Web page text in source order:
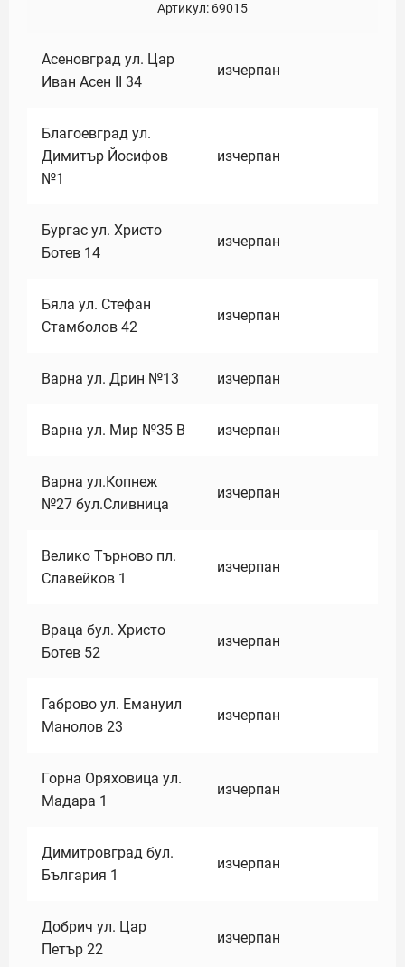
Артикул: 69015
Асеновград ул. Цар
Иван Асен II 34
изчерпан
Благоевград ул.
Димитър Йосифов
№1
изчерпан
Бургас ул. Христо
Ботев 14
изчерпан
Бяла ул. Стефан
Стамболов 42
изчерпан
Варна ул. Дрин №13 изчерпан
Варна ул. Мир №35 В изчерпан
Варна ул.Копнеж
№27 бул.Сливница
изчерпан
Велико Търново пл.
Славейков 1
изчерпан
Враца бул. Христо
Ботев 52
изчерпан
Габрово ул. Емануил
Манолов 23
изчерпан
Горна Оряховица ул.
Мадара 1
изчерпан
Димитровград бул.
България 1
изчерпан
Добрич ул. Цар
Петър 22
изчерпан